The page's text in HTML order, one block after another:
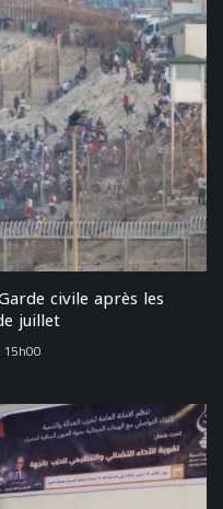
civile après les
juillet